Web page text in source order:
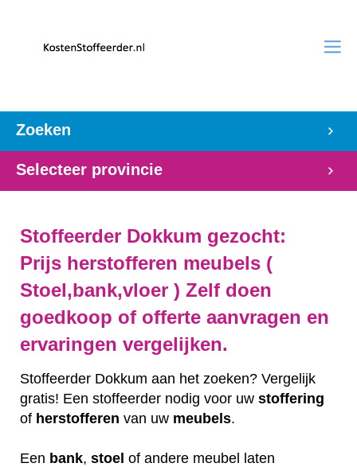
Zoeken
Selecteer provincie
Stoffeerder Dokkum gezocht:
Prijs herstofferen meubels (
Stoel,bank,vloer ) Zelf doen
goedkoop of offerte aanvragen en
ervaringen vergelijken.
Stoffeerder Dokkum aan het zoeken? Vergelijk
gratis! Een stoffeerder nodig voor uw stoffering
of herstofferen van uw meubels.
Een bank, stoel of andere meubel laten